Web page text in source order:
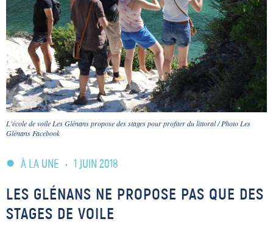
L'école de voile Les Glénans propose des stages pour profiter du littoral / Photo Les
Glénans Facebook
À LA UNE • 1 JUIN 2018
LES GLÉNANS NE PROPOSE PAS QUE DES
STAGES DE VOILE